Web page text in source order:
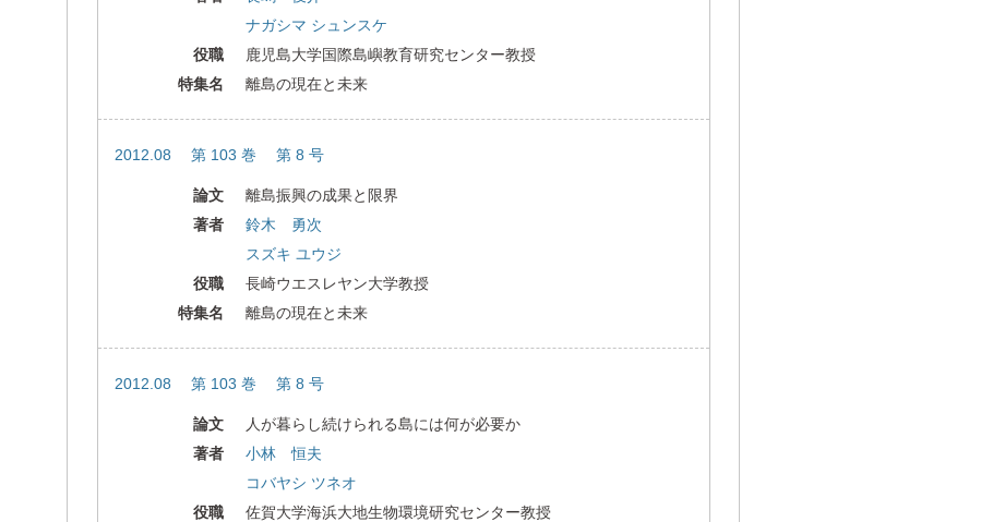
ナガシマ シュンスケ
役職
鹿児島大学国際島嶼教育研究センター教授
特集名
離島の現在と未来
2012.08 第 103 巻 第 8 号
論文
離島振興の成果と限界
著者
鈴木 勇次
スズキ ユウジ
役職
長崎ウエスレヤン大学教授
特集名
離島の現在と未来
2012.08 第 103 巻 第 8 号
論文
人が暮らし続けられる島には何が必要か
著者
小林 恒夫
コバヤシ ツネオ
役職
佐賀大学海浜大地生物環境研究センター教授